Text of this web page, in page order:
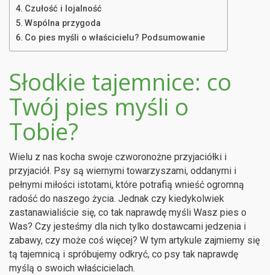
Czułość i lojalność
Wspólna przygoda
Co pies myśli o właścicielu? Podsumowanie
Słodkie tajemnice: co
Twój pies myśli o
Tobie?
Wielu z nas kocha swoje czworonożne przyjaciółki i
przyjaciół. Psy są wiernymi towarzyszami, oddanymi i
pełnymi miłości istotami, które potrafią wnieść ogromną
radość do naszego życia. Jednak czy kiedykolwiek
zastanawialiście się, co tak naprawdę myśli Wasz pies o
Was? Czy jesteśmy dla nich tylko dostawcami jedzenia i
zabawy, czy może coś więcej? W tym artykule zajmiemy się
tą tajemnicą i spróbujemy odkryć, co psy tak naprawdę
myślą o swoich właścicielach.